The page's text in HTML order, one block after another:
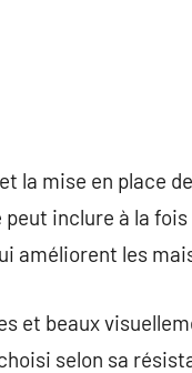
la mise en place
inclure à la
améliorent les
et beaux
selon sa